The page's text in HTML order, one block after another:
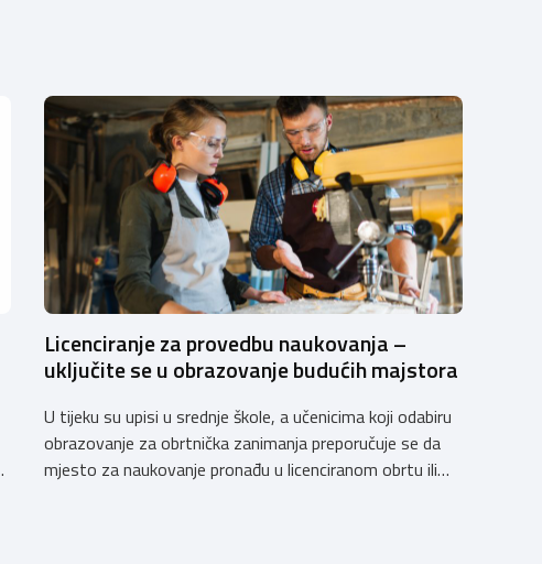
Licenciranje za provedbu naukovanja –
uključite se u obrazovanje budućih majstora
U tijeku su upisi u srednje škole, a učenicima koji odabiru
obrazovanje za obrtnička zanimanja preporučuje se da
mjesto za naukovanje pronađu u licenciranom obrtu ili